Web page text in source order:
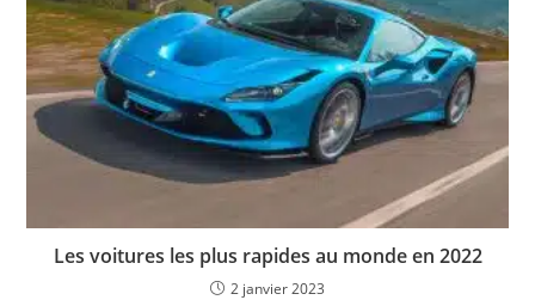
Les voitures les plus rapides au monde en 2022
2 janvier 2023